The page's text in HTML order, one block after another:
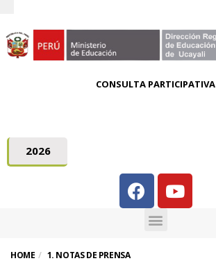
CONSULTA PARTICIPATIVA
2026
HOME 1. NOTAS DE PRENSA